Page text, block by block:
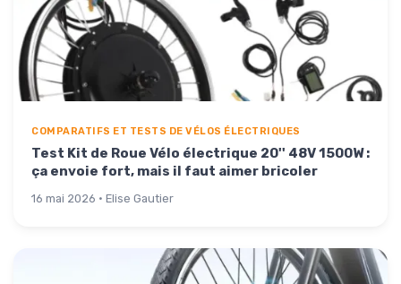
COMPARATIFS ET TESTS DE VÉLOS ÉLECTRIQUES
Test Kit de Roue Vélo électrique 20'' 48V 1500W :
ça envoie fort, mais il faut aimer bricoler
16 mai 2026 · Elise Gautier